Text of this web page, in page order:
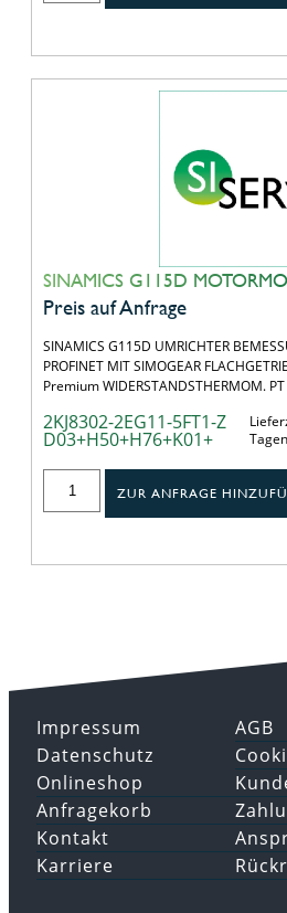
SINAMICS G115D
Preis auf Anfrage
SINAMICS G115D UMRICHTER
PROFINET MIT SIMOGEAR
Premium WIDERSTANDSTHERMOM.
2KJ8302-2EG11-5FT1-Z
D03+H50+H76+K01+
ZUR ANFRAGE
Impressum
Datenschutz
AGB
Onlineshop
Anfragekorb
Kontakt
Karriere